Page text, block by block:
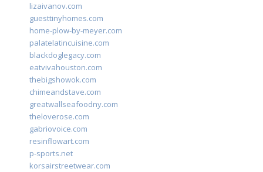
lizaivanov.com
guesttinyhomes.com
home-plow-by-meyer.com
palatelatincuisine.com
blackdoglegacy.com
eatvivahouston.com
thebigshowok.com
chimeandstave.com
greatwallseafoodny.com
theloverose.com
gabriovoice.com
resinflowart.com
p-sports.net
korsairstreetwear.com